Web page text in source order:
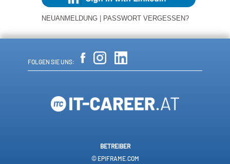
NEUANMELDUNG PASSWORT VERGESSEN?
FOLGEN SIE UNS:
BETREIBER
© EPIFRAME.COM